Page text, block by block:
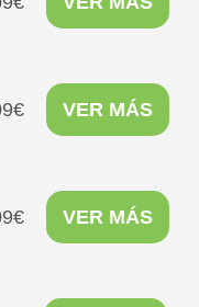
VER MÁS
VER MÁS